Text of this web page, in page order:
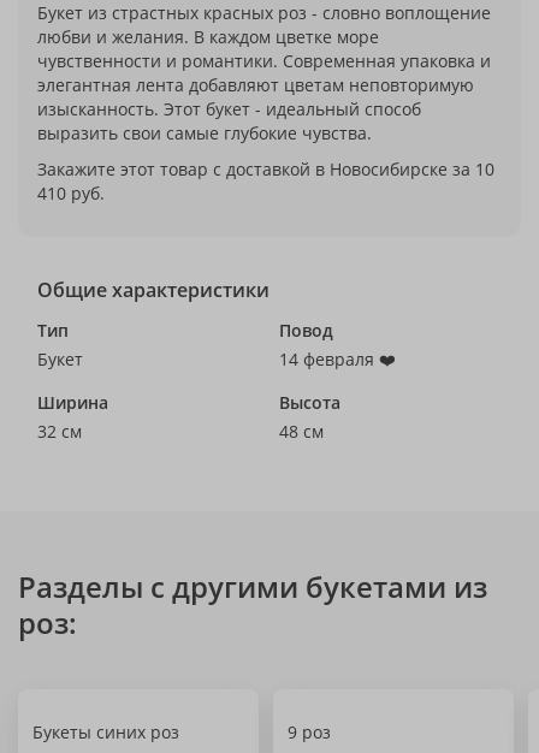
Букет из страстных красных роз - словно воплощение
любви и желания. В каждом цветке море
чувственности и романтики. Современная упаковка и
элегантная лента добавляют цветам неповторимую
изысканность. Этот букет - идеальный способ
выразить свои самые глубокие чувства.
Закажите этот товар с доставкой в Новосибирске за 10
410 руб.
Общие характеристики
Тип
Букет
Повод
14 февраля ❤️
Ширина
32 см
Высота
48 см
Разделы с другими букетами из
роз:
Букеты синих роз 9 роз